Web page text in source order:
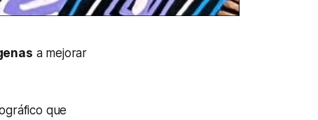
a mejorar
que